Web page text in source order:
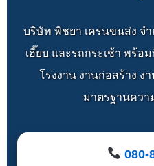
บริษัท พิชยา เครนขนส่ง จำ
เฮี๊ยบ และรถกระเช้า พร้
โรงงาน งานก่อสร้าง ง
มาตรฐานคว
080-